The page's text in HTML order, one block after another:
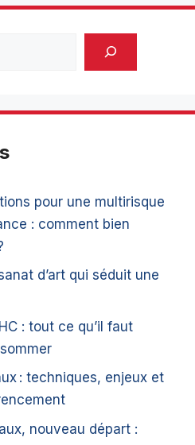
pour une multirisque
: comment bien
d’art qui séduit une
: tout ce qu’il faut
: techniques, enjeux et
nouveau départ :